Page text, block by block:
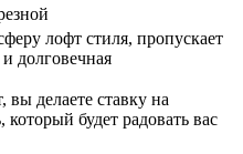
лофт стиля, пропускает
долговечная
делаете ставку на
будет радовать вас